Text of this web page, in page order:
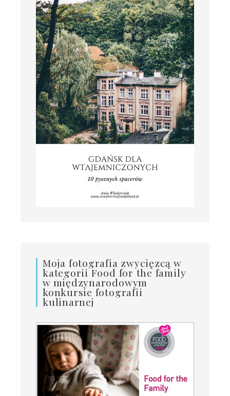
Moja fotografia zwycięzcą w
kategorii Food for the family
w międzynarodowym
konkursie fotografii
kulinarnej